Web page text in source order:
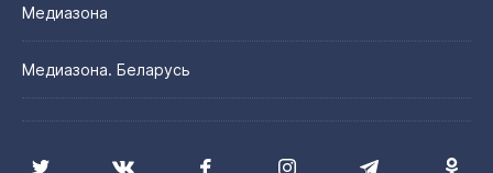
Медиазона
Медиазона. Беларусь